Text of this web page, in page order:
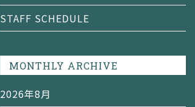
STAFF SCHEDULE
MONTHLY ARCHIVE
2026年8月